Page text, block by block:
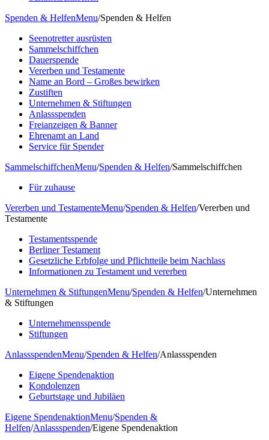
Spenden & HelfenMenu/Spenden & Helfen
Seenotretter ausrüsten
Sammelschiffchen
Dauerspende
Vererben und Testamente
Name an Bord – Großes bewirken
Zustiften
Unternehmen & Stiftungen
Anlassspenden
Freianzeigen & Banner
Ehrenamt an Land
Service für Spender
SammelschiffchenMenu/Spenden & Helfen/Sammelschiffchen
Für zuhause
Vererben und TestamenteMenu/Spenden & Helfen/Vererben und
Testamente
Testamentsspende
Berliner Testament
Gesetzliche Erbfolge und Pflichtteile beim Nachlass
Informationen zu Testament und vererben
Unternehmen & StiftungenMenu/Spenden & Helfen/Unternehmen
& Stiftungen
Unternehmensspende
Stiftungen
AnlassspendenMenu/Spenden & Helfen/Anlassspenden
Eigene Spendenaktion
Kondolenzen
Geburtstage und Jubiläen
Eigene SpendenaktionMenu/Spenden &
Helfen/Anlassspenden/Eigene Spendenaktion